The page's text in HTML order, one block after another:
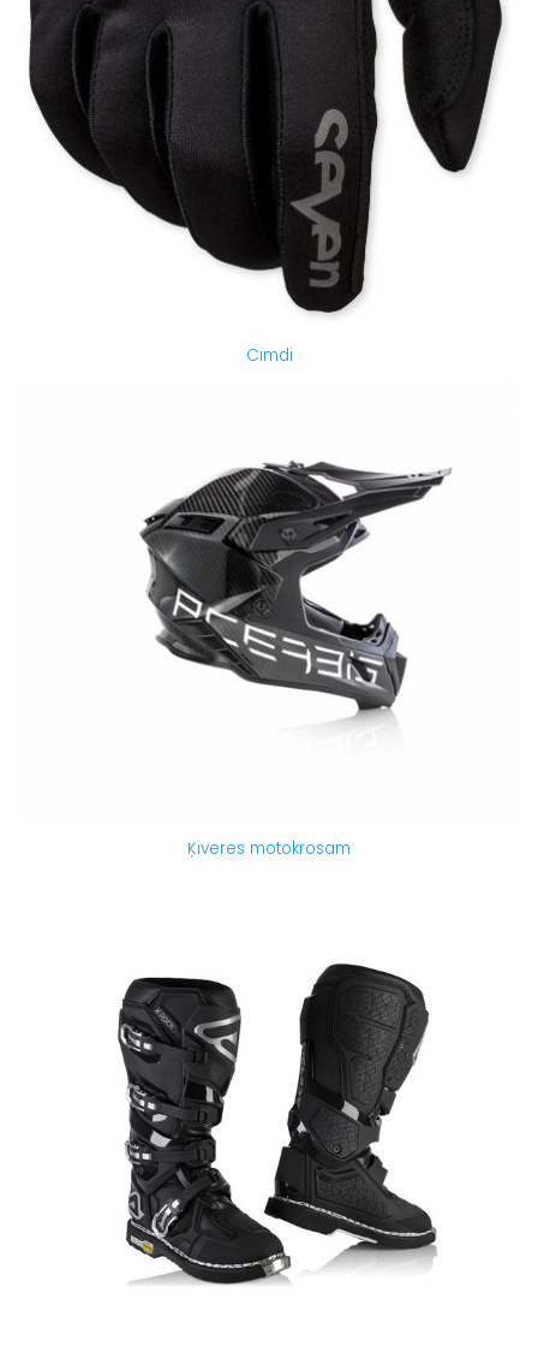
Cimdi
Ķiveres motokrosam